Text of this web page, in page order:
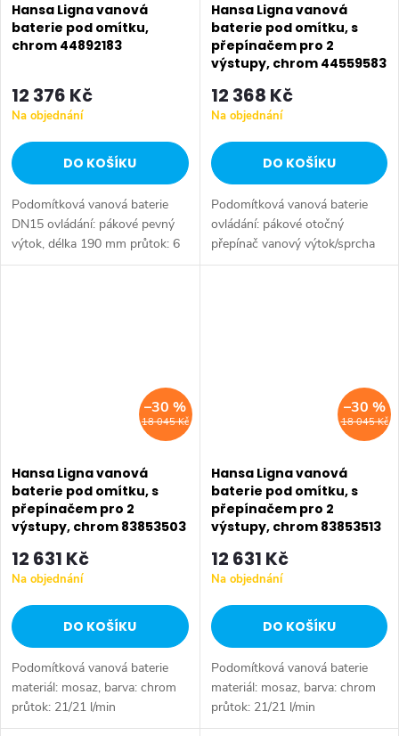
Hansa Ligna vanová
baterie pod omítku,
chrom 44892183
12 376 Kč
Na objednání
DO KOŠÍKU
Podomítková vanová baterie
DN15 ovládání: pákové pevný
výtok, délka 190 mm průtok: 6
l/min (při tlaku 3 bar)
Hansa Ligna vanová
baterie pod omítku, s
přepínačem pro 2
výstupy, chrom 44559583
12 368 Kč
Na objednání
DO KOŠÍKU
Podomítková vanová baterie
ovládání: pákové otočný
přepínač vanový výtok/sprcha
materiál: mosaz povrchová
18 045 Kč
–30 %
Hansa Ligna vanová
baterie pod omítku, s
přepínačem pro 2
výstupy, chrom 83853503
12 631 Kč
Na objednání
DO KOŠÍKU
Podomítková vanová baterie
materiál: mosaz, barva: chrom
průtok: 21/21 l/min
(vana/sprcha) pro 2 výstupy, s
18 045 Kč
–30 %
Hansa Ligna vanová
baterie pod omítku, s
přepínačem pro 2
výstupy, chrom 83853513
12 631 Kč
Na objednání
DO KOŠÍKU
Podomítková vanová baterie
materiál: mosaz, barva: chrom
průtok: 21/21 l/min
(vana/sprcha) pro 2 výstupy, s